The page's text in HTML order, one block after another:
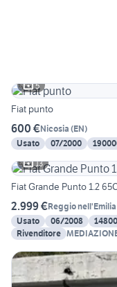
5
Fiat punto
600 €Nicosia (EN)
Usato
07/2000
13
Fiat Grande Punto 1.2
2.999 €Reggio nell'Emilia
Usato
06/2008
Rivenditore